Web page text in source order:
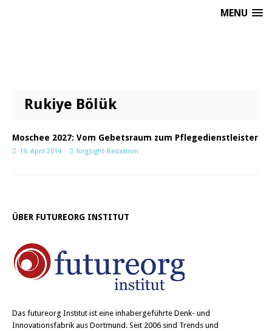
MENU
Rukiye Bölük
Moschee 2027: Vom Gebetsraum zum Pflegedienstleister
19. April 2014 forgsight-Redaktion
ÜBER FUTUREORG INSTITUT
Das futureorg Institut ist eine inhabergeführte Denk- und
Innovationsfabrik aus Dortmund. Seit 2006 sind Trends und